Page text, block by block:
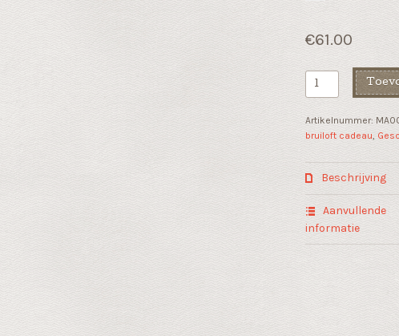
€61.00
Liefdes
sculptuur
voor
aantal
Artikelnummer:
bruiloft cadeau,
Beschrijving
Aanvullende
informatie